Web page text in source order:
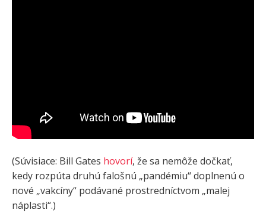
(Súvisiace: Bill Gates hovorí, že sa nemôže dočkať,
kedy rozpúta druhú falošnú „pandémiu“ doplnenú o
nové „vakcíny“ podávané prostredníctvom „malej
náplasti“.)